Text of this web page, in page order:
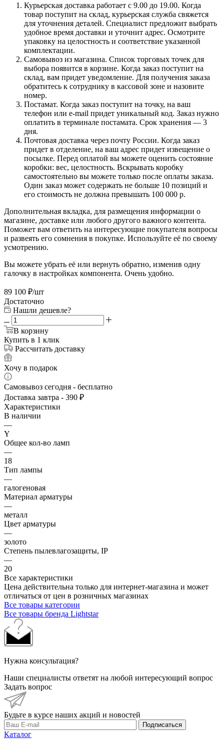
Курьерская доставка работает с 9.00 до 19.00. Когда
товар поступит на склад, курьерская служба свяжется
для уточнения деталей. Специалист предложит выбрать
удобное время доставки и уточнит адрес. Осмотрите
упаковку на целостность и соответствие указанной
комплектации.
Самовывоз из магазина. Список торговых точек для
выбора появится в корзине. Когда заказ поступит на
склад, вам придет уведомление. Для получения заказа
обратитесь к сотруднику в кассовой зоне и назовите
номер.
Постамат. Когда заказ поступит на точку, на ваш
телефон или e-mail придет уникальный код. Заказ нужно
оплатить в терминале постамата. Срок хранения — 3
дня.
Почтовая доставка через почту России. Когда заказ
придет в отделение, на ваш адрес придет извещение о
посылке. Перед оплатой вы можете оценить состояние
коробки: вес, целостность. Вскрывать коробку
самостоятельно вы можете только после оплаты заказа.
Один заказ может содержать не больше 10 позиций и
его стоимость не должна превышать 100 000 р.
Дополнительная вкладка, для размещения информации о
магазине, доставке или любого другого важного контента.
Поможет вам ответить на интересующие покупателя вопросы
и развеять его сомнения в покупке. Используйте её по своему
усмотрению.
Вы можете убрать её или вернуть обратно, изменив одну
галочку в настройках компонента. Очень удобно.
89 100 ₽/шт
Достаточно
Нашли дешевле?
В корзину
Купить в 1 клик
Рассчитать доставку
Хочу в подарок
Самовывоз сегодня - бесплатно
Доставка завтра - 390 ₽
Характеристики
В наличии
—
Y
Общее кол-во ламп
—
18
Тип лампы
—
галогеновая
Материал арматуры
—
металл
Цвет арматуры
—
золото
Степень пылевлагозащиты, IP
—
20
Все характеристики
Цена действительна только для интернет-магазина и может
отличаться от цен в розничных магазинах
Все товары категории
Все товары бренда Lightstar
Нужна консультация?
Наши специалисты ответят на любой интересующий вопрос
Задать вопрос
Будьте в курсе наших акций и новостей
Подписаться
Каталог